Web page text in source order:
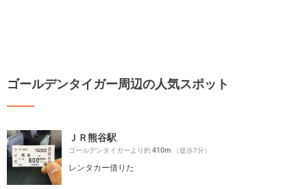
ゴールデンタイガー周辺の人気スポット
ＪＲ熊谷駅
ゴールデンタイガーより約410m （徒歩7分）
レンタカー借りた